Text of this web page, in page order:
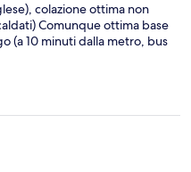
colazione ottima non
Comunque ottima base
(a 10 minuti dalla metro, bus